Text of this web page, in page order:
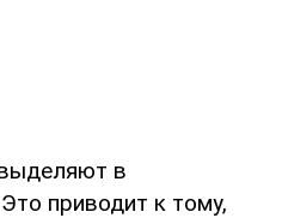
в
приводит к тому,